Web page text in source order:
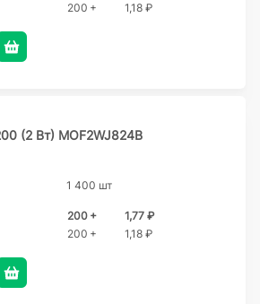
200 +
1,18 ₽
(2 Вт) MOF2WJ824B
1 400 шт
200 +
1,77 ₽
200 +
1,18 ₽